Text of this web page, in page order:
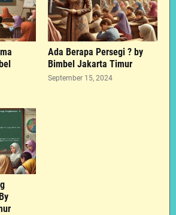
Ada Berapa Persegi ? by
Bimbel Jakarta Timur
September 15, 2024